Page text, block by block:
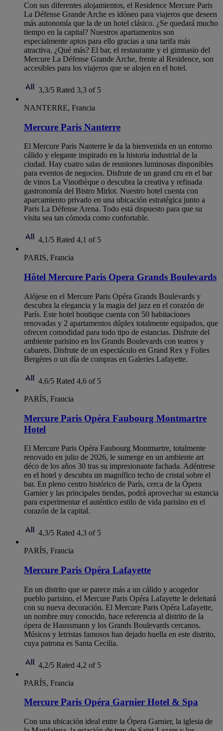
Con sus diferentes alojamientos, el Residence Mercure Paris
La Défense Grande Arche es idóneo para viajeros que deseen
más autonomía que la de un hotel clásico. ¿Se quedará mucho
tiempo en la capital? Nuestros apartamentos son
especialmente aptos para ello gracias a una tarifa más
atractiva. ¿Qué más? El bar, el restaurante y el gimnasio del
Mercure La Défense Grande Arche, frente al Residence, son
accesibles para los viajeros que se alojen en el hotel.
3,3/5 Rated 3,3 of 5
NANTERRE, Francia
Mercure Paris Nanterre
El Mercure Paris Nanterre le da la bienvenida en un entorno
cálido y elegante inspirado en la historia industrial de la
ciudad. Hay cuatro salas de reuniones luminosas disponibles
para eventos de negocios. Disfrute de un grand cru en el bar
de vinos La Vinothèque o descubra la creativa y refinada
gastronomía del Bistro Mirlot. Nuestro hotel cuenta con
aparcamiento privado en una ubicación estratégica junto a
Paris La Défense Arena. Todo está dispuesto para que su
visita sea tan cómoda como confortable.
4,1/5 Rated 4,1 of 5
PARIS, Francia
Hôtel Mercure Paris Opera Grands Boulevards
Alójese en el Mercure Paris Opéra Grands Boulevards y
descubra la elegancia y la magia del jazz en el corazón de
París. Este hotel boutique cuenta con 50 habitaciones
renovadas y 2 apartamentos dúplex totalmente equipados, que
ofrecen comodidad para todo tipo de estancias. Disfrute del
ambiente parisino en los Grands Boulevards con teatros y
cabarets. Disfrute de un espectáculo en Grand Rex y Folies
Bergères o un día de compras en Galeries Lafayette.
4,6/5 Rated 4,6 of 5
PARÍS, Francia
Mercure Paris Opéra Faubourg Montmartre
Hotel
El Mercure Paris Opéra Faubourg Montmartre, totalmente
renovado en julio de 2026, le sumerge en un ambiente art
déco de los años 30 tras su impresionante fachada. Adéntrese
en el hotel y descubra un magnífico techo de cristal sobre el
bar. En pleno centro histórico de París, cerca de la Ópera
Garnier y las principales tiendas, podrá aprovechar su estancia
para experimentar el auténtico estilo de vida parisino en el
corazón de la capital.
4,3/5 Rated 4,3 of 5
PARÍS, Francia
Mercure Paris Opéra Lafayette
En un distrito que se parece más a un cálido y acogedor
pueblo parisino, el Mercure Paris Opéra Lafayette le deleitará
con su nueva decoración. El Mercure Paris Opéra Lafayette,
un nombre muy conocido, hace referencia al distrito de la
ópera de Haussmann y los Grands Boulevards cercanos.
Músicos y letristas famosos han dejado huella en este distrito,
cuya patrona es Santa Cecilia.
4,2/5 Rated 4,2 of 5
PARÍS, Francia
Mercure Paris Opéra Garnier Hotel & Spa
Con una ubicación ideal entre la Ópera Garnier, la iglesia de